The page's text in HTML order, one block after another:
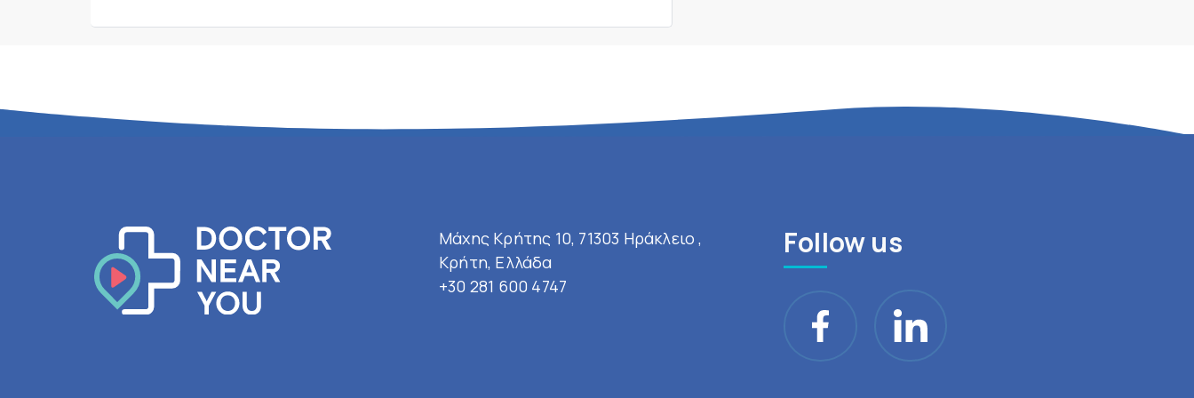
Μάχης Κρήτης 10, 71303 Ηράκλειο ,
Κρήτη, Ελλάδα
+30 281 600 4747
Follow us